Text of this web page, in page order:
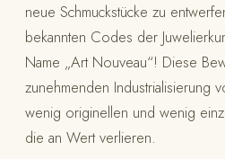
neue Schmuckstücke zu
bekannten Codes der
Name „Art Nouveau“! Diese
zunehmenden Industrialisierung
wenig originellen und wenig
die an Wert verlieren.